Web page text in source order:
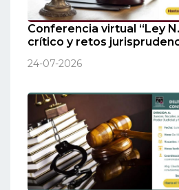
Conferencia virtual “Ley
crítico y retos
24-07-2026